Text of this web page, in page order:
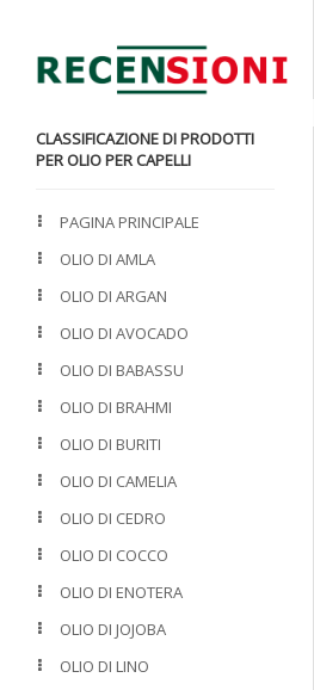
CLASSIFICAZIONE DI PRODOTTI
PER OLIO PER CAPELLI
PAGINA PRINCIPALE
OLIO DI AMLA
OLIO DI ARGAN
OLIO DI AVOCADO
OLIO DI BABASSU
OLIO DI BRAHMI
OLIO DI BURITI
OLIO DI CAMELIA
OLIO DI CEDRO
OLIO DI COCCO
OLIO DI ENOTERA
OLIO DI JOJOBA
OLIO DI LINO